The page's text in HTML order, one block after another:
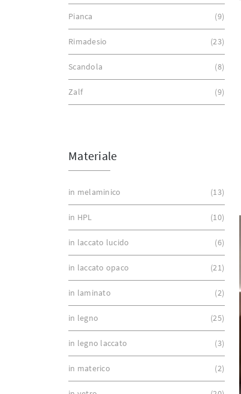
Pianca 9
Rimadesio 23
Scandola 8
Zalf 9
Materiale
in melaminico 13
in HPL 10
in laccato lucido 6
in laccato opaco 21
in laminato 2
in legno 25
in legno laccato 3
in materico 2